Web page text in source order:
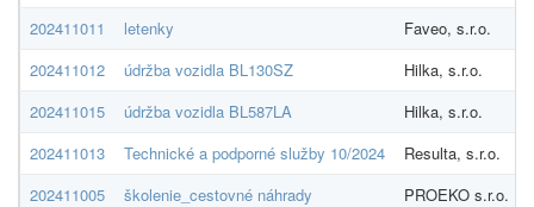
202411011
letenky
Faveo, s.r.o.
202411012
údržba vozidla BL130SZ
Hilka, s.r.o.
202411015
údržba vozidla BL587LA
Hilka, s.r.o.
202411013
Technické a podporné služby 10/2024
Resulta, s.r.o.
202411005
školenie_cestovné náhrady
PROEKO s.r.o.